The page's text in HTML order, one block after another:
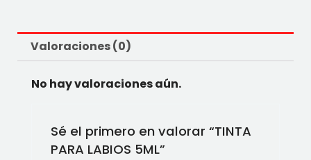
Valoraciones (0)
No hay valoraciones aún.
Sé el primero en valorar “TINTA
PARA LABIOS 5ML”